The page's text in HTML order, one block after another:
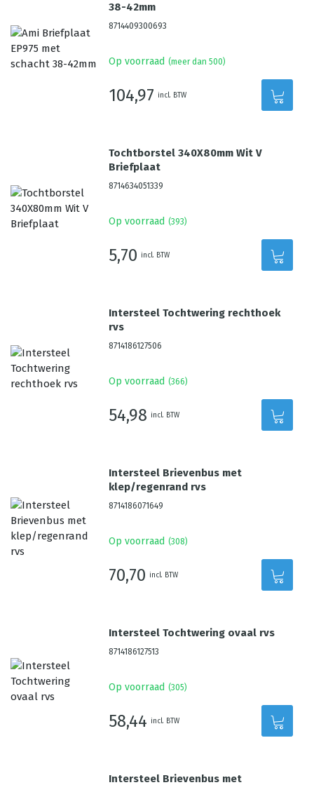
38-42mm
8714409300693
Op voorraad (meer dan 500)
104,97 incl. BTW
Tochtborstel 340X80mm Wit V
Briefplaat
8714634051339
Op voorraad (393)
5,70 incl. BTW
Intersteel Tochtwering rechthoek
rvs
8714186127506
Op voorraad (366)
54,98 incl. BTW
Intersteel Brievenbus met
klep/regenrand rvs
8714186071649
Op voorraad (308)
70,70 incl. BTW
Intersteel Tochtwering ovaal rvs
8714186127513
Op voorraad (305)
58,44 incl. BTW
Intersteel Brievenbus met